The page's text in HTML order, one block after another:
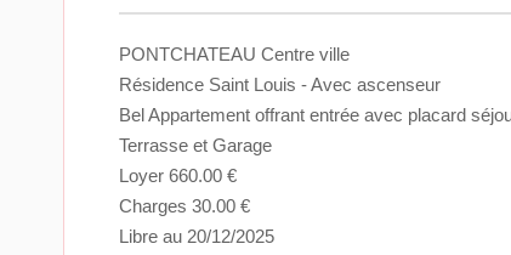
PONTCHATEAU Centre ville
Résidence Saint Louis - Avec ascenseur
Bel Appartement offrant entrée avec placard
Terrasse et Garage
Loyer 660.00 €
Charges 30.00 €
Libre au 20/12/2025